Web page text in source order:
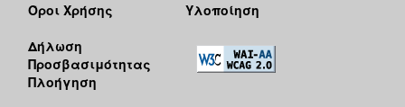
Όροι Χρήσης
Δήλωση
Προσβασιμότητας
Πλοήγηση
Υλοποίηση